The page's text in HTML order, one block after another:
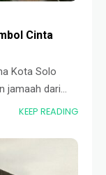
Cinta
Kota Solo
jamaah dari
Riyadh dan
Mereka
KEEP READING